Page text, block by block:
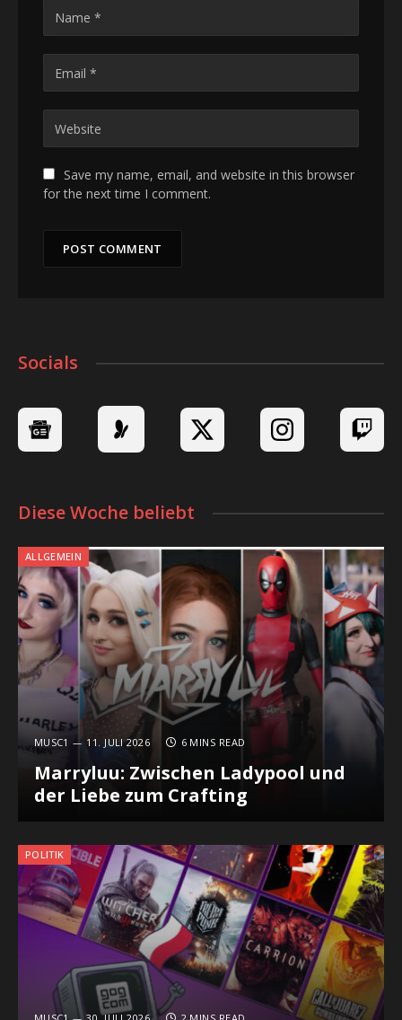
Save my name, email, and website in this browser
for the next time I comment.
Socials
Diese Woche beliebt
ALLGEMEIN
MUSC1 11. JULI 2026 6 MINS READ
Marryluu: Zwischen Ladypool und
der Liebe zum Crafting
POLITIK